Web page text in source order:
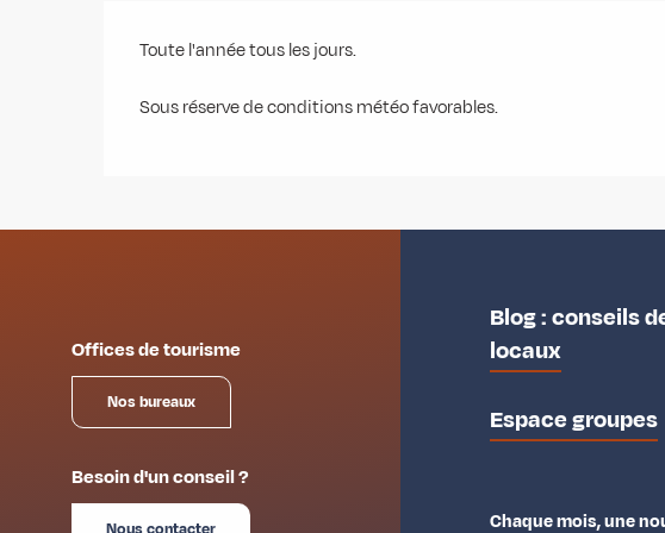
Toute l'année tous les jours.
Sous réserve de conditions météo favorables.
Offices de tourisme
Nos bureaux
Besoin d'un conseil ?
Blog : conseils
locaux
Espace groupes
Chaque mois, une